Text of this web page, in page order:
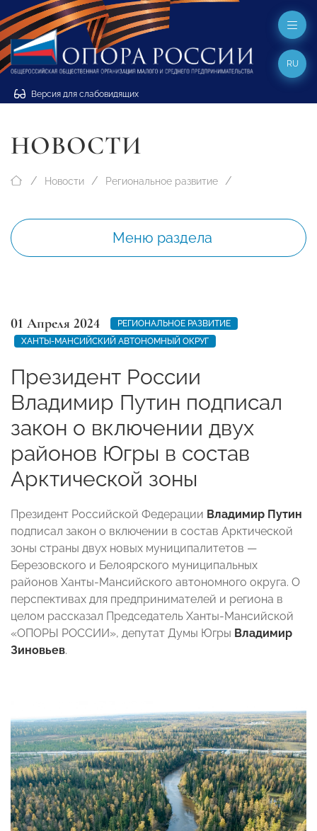
Версия для слабовидящих
RU
НОВОСТИ
Новости Региональное развитие
Меню раздела
01 Апреля 2024
РЕГИОНАЛЬНОЕ РАЗВИТИЕ
ХАНТЫ-МАНСИЙСКИЙ АВТОНОМНЫЙ ОКРУГ
Президент России
Владимир Путин подписал
закон о включении двух
районов Югры в состав
Арктической зоны
Президент Российской Федерации Владимир Путин
подписал закон о включении в состав Арктической
зоны страны двух новых муниципалитетов —
Березовского и Белоярского муниципальных
районов Ханты-Мансийского автономного округа. О
перспективах для предпринимателей и региона в
целом рассказал Председатель Ханты-Мансийской
«ОПОРЫ РОССИИ», депутат Думы Югры Владимир
Зиновьев.